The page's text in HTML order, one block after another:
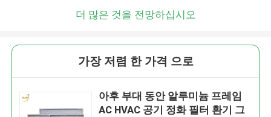
더 많은 것을 전망하십시오
가장 저렴 한 가격 으로
아후 부대 동안 알루미늄 프레임
AC HVAC 공기 정화 필터 환기 그